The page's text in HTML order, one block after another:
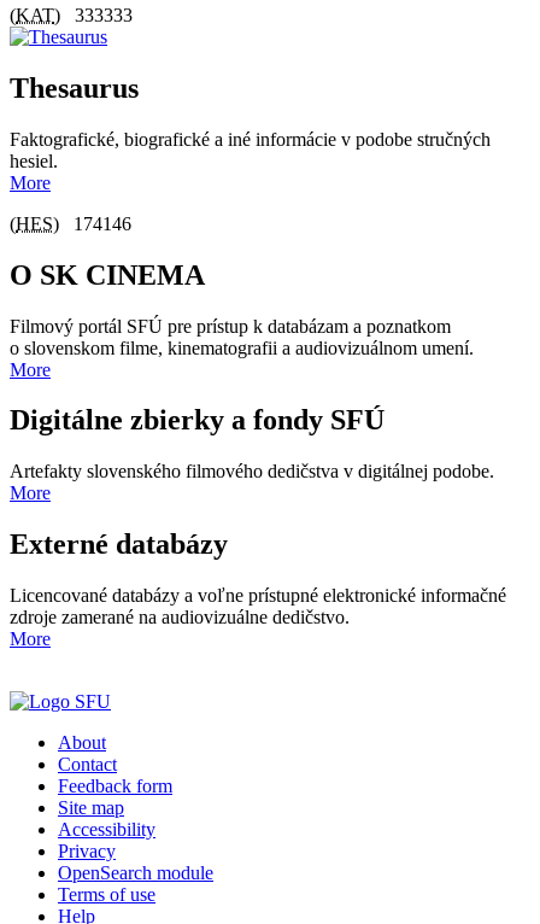
(KAT) 333333
Thesaurus
Faktografické, biografické a iné informácie v podobe stručných
hesiel.
More
(HES) 174146
O SK CINEMA
Filmový portál SFÚ pre prístup k databázam a poznatkom
o slovenskom filme, kinematografii a audiovizuálnom umení.
More
Digitálne zbierky a fondy SFÚ
Artefakty slovenského filmového dedičstva v digitálnej podobe.
More
Externé databázy
Licencované databázy a voľne prístupné elektronické informačné
zdroje zamerané na audiovizuálne dedičstvo.
More
About
Contact
Feedback form
Site map
Accessibility
Privacy
OpenSearch module
Terms of use
Help